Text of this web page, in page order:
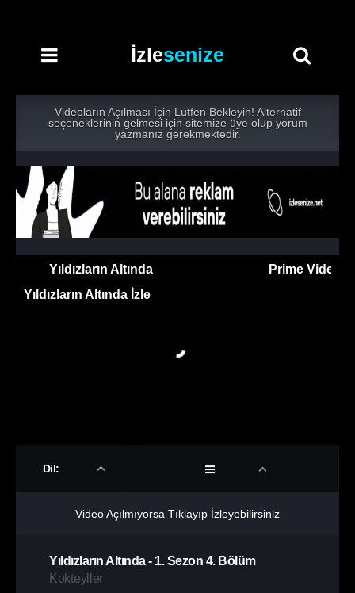
İzlesenize
Videoların Açılması İçin Lütfen Bekleyin! Alternatif
seçeneklerinin gelmesi için sitemize üye olup yorum
yazmanız gerekmektedir.
Yıldızların Altında Prime Video
Yıldızların Altında İzle
Dil:
Video Açılmıyorsa Tıklayıp İzleyebilirsiniz
Yıldızların Altında- 1. Sezon 4. Bölüm
Kokteyller